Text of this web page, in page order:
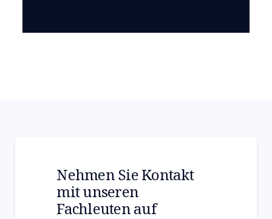
Nehmen Sie Kontakt
mit unseren
Fachleuten auf